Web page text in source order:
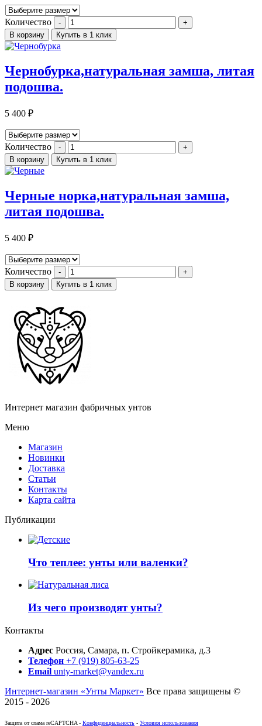
Количество
В корзину Купить в 1 клик
Чернобурка,натуральная замша, литая
подошва.
5 400 ₽
Количество
В корзину Купить в 1 клик
Черные норка,натуральная замша,
литая подошва.
5 400 ₽
Количество
В корзину Купить в 1 клик
Интернет магазин фабричных унтов
Меню
Магазин
Новинки
Доставка
Статьи
Контакты
Карта сайта
Публикации
Что теплее: унты или валенки?
Из чего производят унты?
Контакты
Адрес Россия, Самара, п. Стройкерамика, д.3
Телефон +7 (919) 805-63-25
Email unty-market@yandex.ru
Интернет-магазин «Унты Маркет» Все права защищены ©
2015 - 2026
Защита от спама reCAPTCHA - Конфиденциальность - Условия использования